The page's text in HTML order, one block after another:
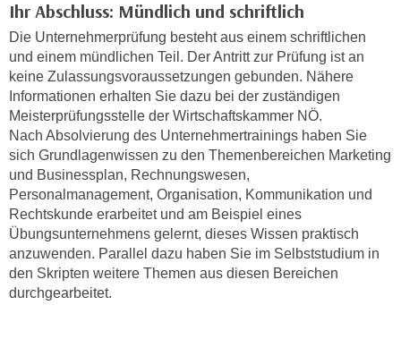
Ihr Abschluss: Mündlich und schriftlich
Die Unternehmerprüfung besteht aus einem schriftlichen
und einem mündlichen Teil. Der Antritt zur Prüfung ist an
keine Zulassungsvoraussetzungen gebunden. Nähere
Informationen erhalten Sie dazu bei der zuständigen
Meisterprüfungsstelle der Wirtschaftskammer NÖ.
Nach Absolvierung des Unternehmertrainings haben Sie
sich Grundlagenwissen zu den Themenbereichen Marketing
und Businessplan, Rechnungswesen,
Personalmanagement, Organisation, Kommunikation und
Rechtskunde erarbeitet und am Beispiel eines
Übungsunternehmens gelernt, dieses Wissen praktisch
anzuwenden. Parallel dazu haben Sie im Selbststudium in
den Skripten weitere Themen aus diesen Bereichen
durchgearbeitet.
e
C
o
o
k
i
z
u
A
n
a
l
b
e
n
.
W
e
n
n
S
i
e
e
r